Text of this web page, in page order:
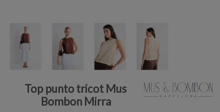
Top punto tricot Mus
Bombon Mirra